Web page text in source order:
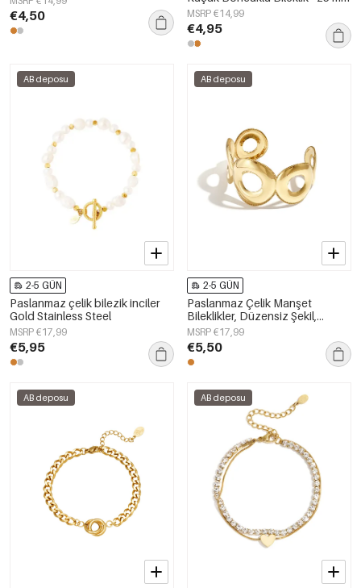
€4,50 MSRP €14,99
€4,95
AB deposu
2-5 GÜN
Paslanmaz çelik bilezik inciler
Gold Stainless Steel
MSRP €17,99
€5,95
AB deposu
2-5 GÜN
Paslanmaz Çelik Manşet
Bileklikler, Düzensiz Şekil,
Günlük Kullanım, Sade Seri,
Kadın Takıları
MSRP €17,99
€5,50
AB deposu AB deposu